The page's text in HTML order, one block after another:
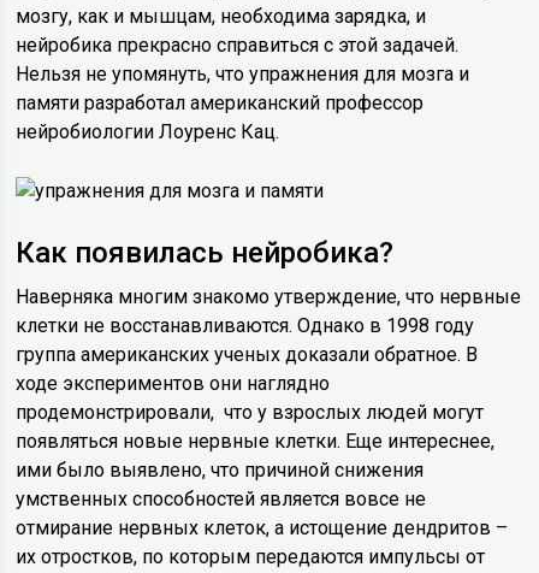
мозгу, как и мышцам, необходима зарядка, и
нейробика прекрасно справиться с этой задачей.
Нельзя не упомянуть, что упражнения для мозга и
памяти разработал американский профессор
нейробиологии Лоуренс Кац.
Как появилась нейробика?
Наверняка многим знакомо утверждение, что нервные
клетки не восстанавливаются. Однако в 1998 году
группа американских ученых доказали обратное. В
ходе экспериментов они наглядно
продемонстрировали, что у взрослых людей могут
появляться новые нервные клетки. Еще интереснее,
ими было выявлено, что причиной снижения
умственных способностей является вовсе не
отмирание нервных клеток, а истощение дендритов –
их отростков, по которым передаются импульсы от